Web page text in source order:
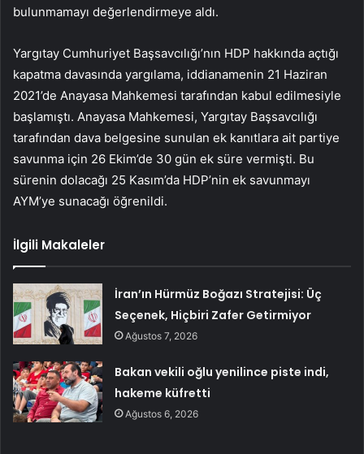
bulunmamayı değerlendirmeye aldı.
Yargıtay Cumhuriyet Başsavcılığı’nın HDP hakkında açtığı
kapatma davasında yargılama, iddianamenin 21 Haziran
2021’de Anayasa Mahkemesi tarafından kabul edilmesiyle
başlamıştı. Anayasa Mahkemesi, Yargıtay Başsavcılığı
tarafından dava belgesine sunulan ek kanıtlara ait partiye
savunma için 26 Ekim’de 30 gün ek süre vermişti. Bu
sürenin dolacağı 25 Kasım’da HDP’nin ek savunmayı
AYM’ye sunacağı öğrenildi.
İlgili Makaleler
İran’ın Hürmüz Boğazı Stratejisi: Üç
Seçenek, Hiçbiri Zafer Getirmiyor
Ağustos 7, 2026
Bakan vekili oğlu yenilince piste indi,
hakeme küfretti
Ağustos 6, 2026